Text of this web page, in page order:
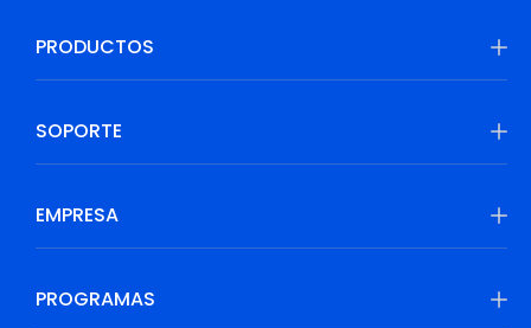
PRODUCTOS
SOPORTE
EMPRESA
PROGRAMAS